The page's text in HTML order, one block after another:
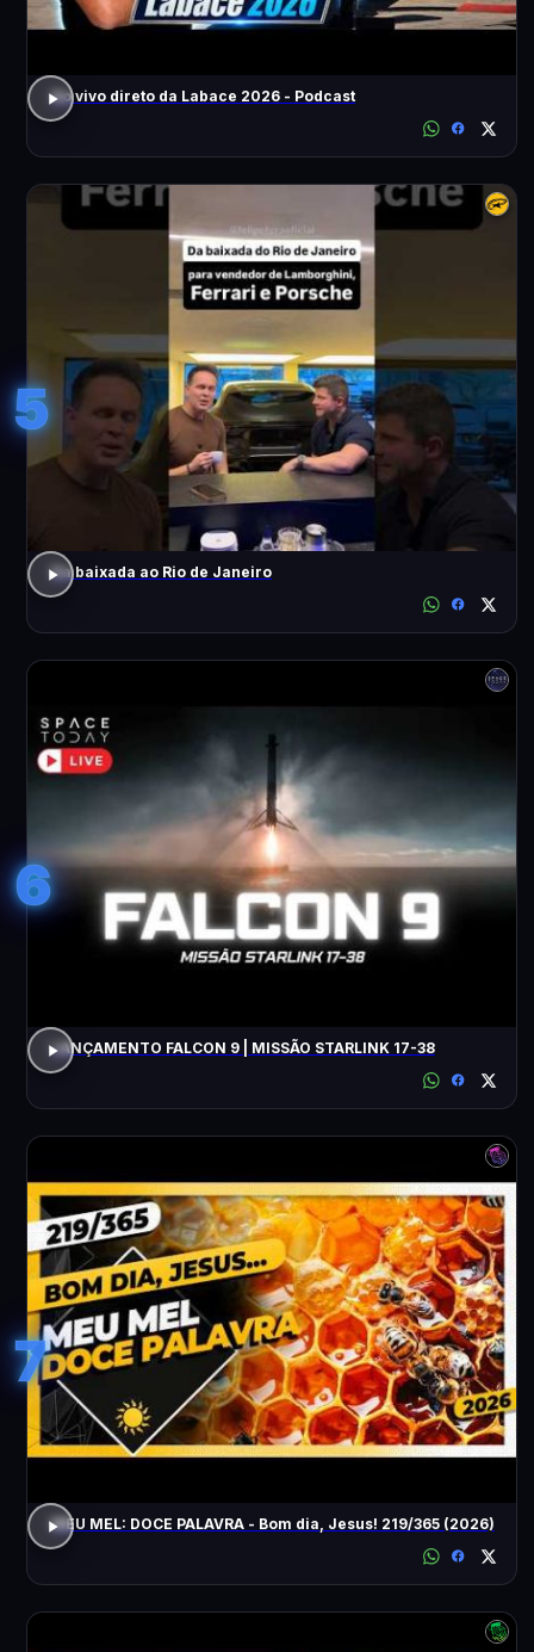
Ao vivo direto da Labace 2026 - Podcast
5
Da baixada ao Rio de Janeiro
6
LANÇAMENTO FALCON 9 | MISSÃO STARLINK 17-38
7
MEU MEL: DOCE PALAVRA - Bom dia, Jesus! 219/365 (2026)